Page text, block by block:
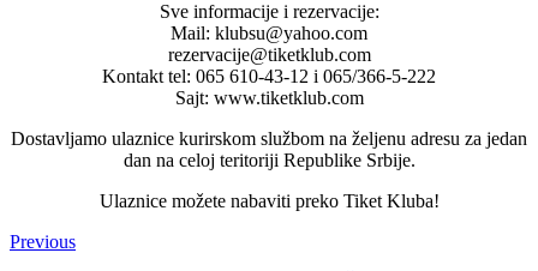
Sve informacije i rezervacije:
Mail: klubsu@yahoo.com
rezervacije@tiketklub.com
Kontakt tel: 065 610-43-12 i 065/366-5-222
Sajt: www.tiketklub.com
Dostavljamo ulaznice kurirskom službom na željenu adresu za jedan
dan na celoj teritoriji Republike Srbije.
Ulaznice možete nabaviti preko Tiket Kluba!
Previous